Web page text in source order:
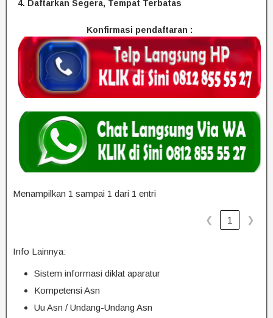
4. Daftarkan Segera, Tempat Terbatas
Konfirmasi pendaftaran :
Menampilkan 1 sampai 1 dari 1 entri
❮ 1 ❯
Info Lainnya:
Sistem informasi diklat aparatur
Kompetensi Asn
Uu Asn / Undang-Undang Asn